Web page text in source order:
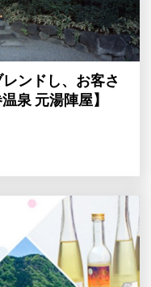
ンドし、お客さ
泉 元湯陣屋】